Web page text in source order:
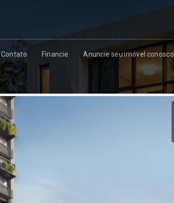
Contato Financie Anuncie seu imóvel conosco